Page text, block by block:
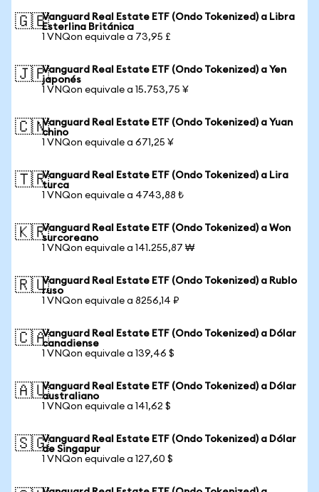
🇬🇧Vanguard Real Estate ETF (Ondo Tokenized) a Libra
Esterlina Británica
1 VNQon equivale a 73,95 £
🇯🇵Vanguard Real Estate ETF (Ondo Tokenized) a Yen
japonés
1 VNQon equivale a 15.753,75 ¥
🇨🇳Vanguard Real Estate ETF (Ondo Tokenized) a Yuan
chino
1 VNQon equivale a 671,25 ¥
🇹🇷Vanguard Real Estate ETF (Ondo Tokenized) a Lira
turca
1 VNQon equivale a 4743,88 ₺
🇰🇷Vanguard Real Estate ETF (Ondo Tokenized) a Won
surcoreano
1 VNQon equivale a 141.255,87 ₩
🇷🇺Vanguard Real Estate ETF (Ondo Tokenized) a Rublo
ruso
1 VNQon equivale a 8256,14 ₽
🇨🇦Vanguard Real Estate ETF (Ondo Tokenized) a Dólar
canadiense
1 VNQon equivale a 139,46 $
🇦🇺Vanguard Real Estate ETF (Ondo Tokenized) a Dólar
australiano
1 VNQon equivale a 141,62 $
🇸🇬Vanguard Real Estate ETF (Ondo Tokenized) a Dólar
de Singapur
1 VNQon equivale a 127,60 $